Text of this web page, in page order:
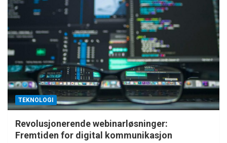
TEKNOLOGI
Revolusjonerende webinarløsninger:
Fremtiden for digital kommunikasjon